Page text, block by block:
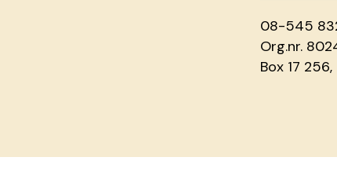
08-545
Org.nr.
Box 17